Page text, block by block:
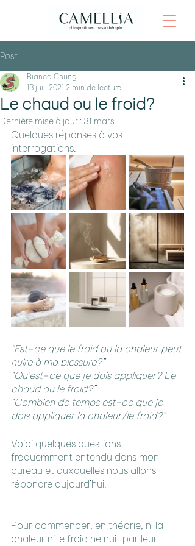
Post
Le chaud ou le froid?
Bianca Chung
13 juil. 2021 2 min de lecture
Dernière mise à jour : 31 mars
Quelques réponses à vos
interrogations.
“Est-ce que le froid ou la chaleur peut
nuire à ma blessure?”
“Qu’est-ce que je dois appliquer? Le
chaud ou le froid?”
“Combien de temps est-ce que je
dois appliquer la chaleur/le froid?”
Voici quelques questions
fréquemment entendu dans mon
bureau et auxquelles nous allons
répondre aujourd’hui.
Pour commencer, en théorie, ni la
chaleur ni le froid ne nuit par leur